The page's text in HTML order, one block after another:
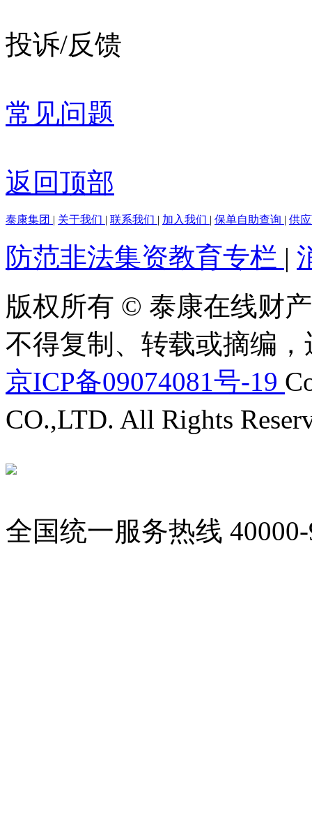
投诉/反馈
常见问题
返回顶部
泰康集团 | 关于我们 | 联系我们 | 加入我们 | 保单自助查询 | 供
防范非法集资教育专栏 |
版权所有 © 泰康在线财
不得复制、转载或摘编
京ICP备09074081号-19
CO.,LTD. All Rights
全国统一服务热线